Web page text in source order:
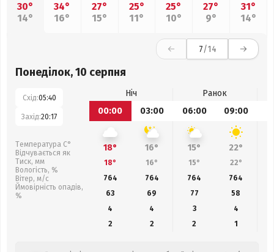
30°
14°
34°
16°
27°
15°
25°
11°
25°
10°
27°
9°
31°
14°
7/14
Понеділок, 10 серпня
Схід:05:40
Захід:20:17
Температура С°
Відчувається як
Тиск, мм
Вологість, %
Вітер, м/с
Ймовірність опадів,
%
Ніч
Ранок
00:00
03:00 06:00 09:00
18° 16° 15° 22°
18° 16° 15° 22°
764
764 764 764
63
69 77 58
4
4 3
4
2
2 2 1